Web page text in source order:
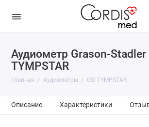
Аудиометр Grason-Stadler
TYMPSTAR
Главная Аудиометры GSI TYMPSTAR
Описание Характеристики